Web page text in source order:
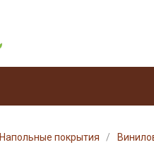
Напольные покрытия